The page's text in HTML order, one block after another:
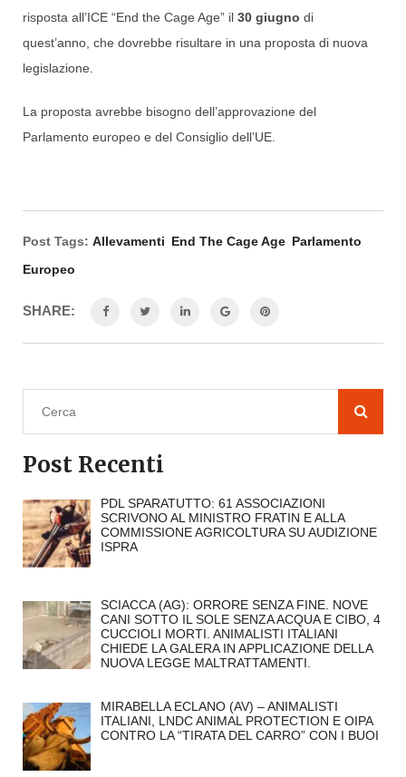
risposta all’ICE “End the Cage Age” il 30 giugno di
quest’anno, che dovrebbe risultare in una proposta di nuova
legislazione.
La proposta avrebbe bisogno dell’approvazione del
Parlamento europeo e del Consiglio dell’UE.
Post Tags: Allevamenti End The Cage Age Parlamento
Europeo
SHARE:
Post Recenti
PDL SPARATUTTO: 61 ASSOCIAZIONI
SCRIVONO AL MINISTRO FRATIN E ALLA
COMMISSIONE AGRICOLTURA SU AUDIZIONE
ISPRA
SCIACCA (AG): ORRORE SENZA FINE. NOVE
CANI SOTTO IL SOLE SENZA ACQUA E CIBO, 4
CUCCIOLI MORTI. ANIMALISTI ITALIANI
CHIEDE LA GALERA IN APPLICAZIONE DELLA
NUOVA LEGGE MALTRATTAMENTI.
MIRABELLA ECLANO (AV) – ANIMALISTI
ITALIANI, LNDC ANIMAL PROTECTION E OIPA
CONTRO LA “TIRATA DEL CARRO” CON I BUOI